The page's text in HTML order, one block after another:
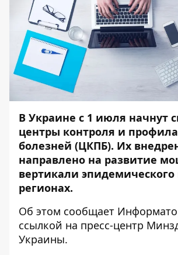
В Украине с 1 июля начнут
центры контроля и
болезней (ЦКПБ). Их
направлено на развитие
вертикали эпидемического
регионах.
Об этом сообщает
ссылкой на пресс-центр
Украины.